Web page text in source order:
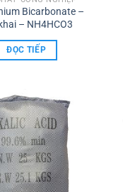
Bicarbonate –
– NH4HCO3
ĐỌC TIẾP